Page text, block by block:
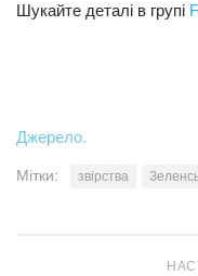
Шукайте деталі в групі
Джерело.
Мітки: звірства